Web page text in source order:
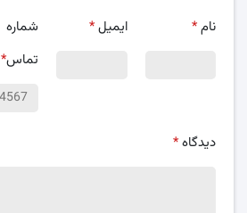
نام* ایمیل*
شماره
تماس*
دیدگاه*